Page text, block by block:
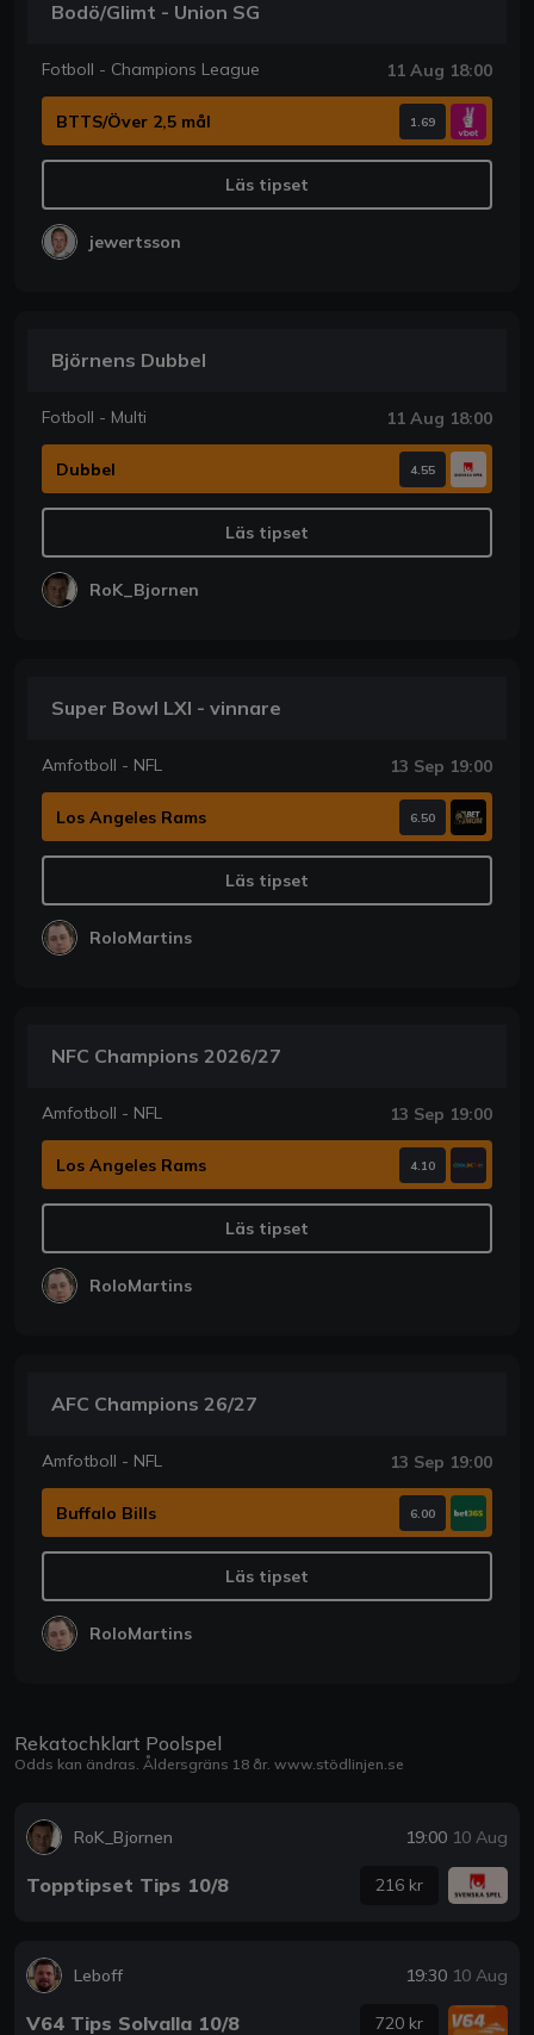
Bodö/Glimt - Union SG
Fotboll - Champions League 11 Aug 18:00
BTTS/Över 2,5 mål 1.69
Läs tipset
jewertsson
Björnens Dubbel
Fotboll - Multi 11 Aug 18:00
Dubbel 4.55
Läs tipset
RoK_Bjornen
Super Bowl LXI - vinnare
Amfotboll - NFL 13 Sep 19:00
Los Angeles Rams 6.50
Läs tipset
RoloMartins
NFC Champions 2026/27
Amfotboll - NFL 13 Sep 19:00
Los Angeles Rams 4.10
Läs tipset
RoloMartins
AFC Champions 26/27
Amfotboll - NFL 13 Sep 19:00
Buffalo Bills 6.00
Läs tipset
RoloMartins
Rekatochklart Poolspel
Odds kan ändras. Åldersgräns 18 år. www.stödlinjen.se
RoK_Bjornen 19:00 10 Aug
Topptipset Tips 10/8 216 kr
Leboff 19:30 10 Aug
V64 Tips Solvalla 10/8 720 kr